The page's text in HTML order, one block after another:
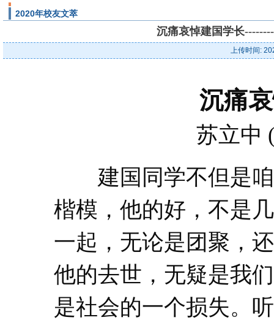
2020年校友文萃
沉痛哀悼建国学长
上传时间:
沉痛
苏立中
建国同学不但是咱
楷模，他的好，不是
一起，无论是团聚，
他的去世，无疑是我
是社会的一个损失。